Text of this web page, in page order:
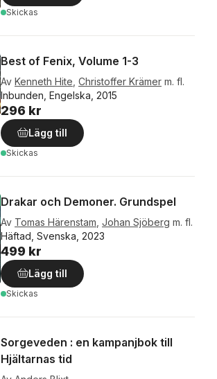
Skickas
Best of Fenix, Volume 1-3
Av Kenneth Hite Christoffer Krämer m. fl.
Inbunden, Engelska, 2015
296 kr
Lägg till
Skickas
Drakar och Demoner. Grundspel
Av Tomas Härenstam Johan Sjöberg m. fl.
Häftad, Svenska, 2023
499 kr
Lägg till
Skickas
Sorgeveden : en kampanjbok till
Hjältarnas tid